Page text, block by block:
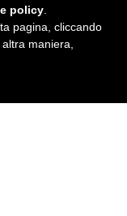
policy
pagina, cliccando
maniera,